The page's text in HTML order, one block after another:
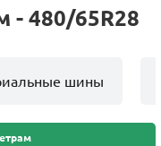
- 480/65R28
шины